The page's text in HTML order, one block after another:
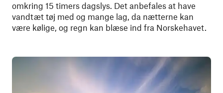
omkring 15 timers dagslys. Det anbefales at have
vandtæt tøj med og mange lag, da nætterne kan
være kølige, og regn kan blæse ind fra Norskehavet.